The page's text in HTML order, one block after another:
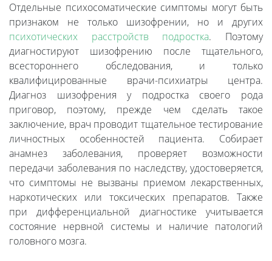
Отдельные психосоматические симптомы могут быть
признаком не только шизофрении, но и других
психотических расстройств подростка. Поэтому
диагностируют шизофрению после тщательного,
всестороннего обследования, и только
квалифицированные врачи-психиатры центра.
Диагноз шизофрения у подростка своего рода
приговор, поэтому, прежде чем сделать такое
заключение, врач проводит тщательное тестирование
личностных особенностей пациента. Собирает
анамнез заболевания, проверяет возможности
передачи заболевания по наследству, удостоверяется,
что симптомы не вызваны приемом лекарственных,
наркотических или токсических препаратов. Также
при дифференциальной диагностике учитывается
состояние нервной системы и наличие патологий
головного мозга.